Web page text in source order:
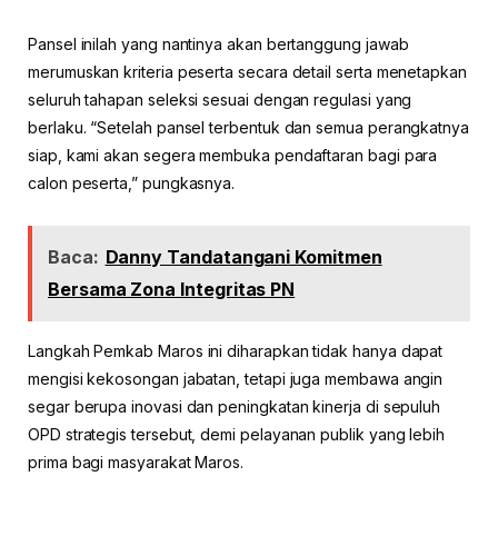
Pansel inilah yang nantinya akan bertanggung jawab
merumuskan kriteria peserta secara detail serta menetapkan
seluruh tahapan seleksi sesuai dengan regulasi yang
berlaku. “Setelah pansel terbentuk dan semua perangkatnya
siap, kami akan segera membuka pendaftaran bagi para
calon peserta,” pungkasnya.
Baca: Danny Tandatangani Komitmen
Bersama Zona Integritas PN
Langkah Pemkab Maros ini diharapkan tidak hanya dapat
mengisi kekosongan jabatan, tetapi juga membawa angin
segar berupa inovasi dan peningkatan kinerja di sepuluh
OPD strategis tersebut, demi pelayanan publik yang lebih
prima bagi masyarakat Maros.